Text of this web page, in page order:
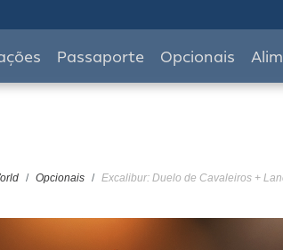
Passaporte Opcionais
Opcionais Excalibur: Duelo de Cavaleiros +